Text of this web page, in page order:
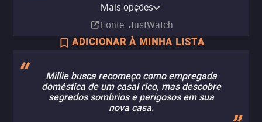
R$ 11,90
Mais opções
Fonte: JustWatch
ADICIONAR À MINHA LISTA
Millie busca recomeço como empregada
doméstica de um casal rico, mas descobre
segredos sombrios e perigosos em sua
nova casa.